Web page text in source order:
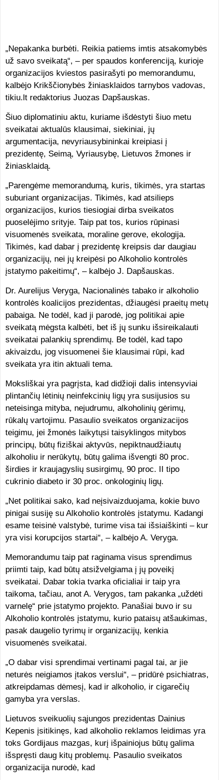
„Nepakanka burbėti. Reikia patiems imtis atsakomybės
už savo sveikatą“, – per spaudos konferenciją, kurioje
organizacijos kviestos pasirašyti po memorandumu,
kalbėjo Krikščionybės žiniasklaidos tarnybos vadovas,
tikiu.lt redaktorius Juozas Dapšauskas.
Šiuo diplomatiniu aktu, kuriame išdėstyti šiuo metu
sveikatai aktualūs klausimai, siekiniai, jų
argumentacija, nevyriausybininkai kreipiasi į
prezidentę, Seimą, Vyriausybę, Lietuvos žmones ir
žiniasklaidą.
„Parengėme memorandumą, kuris, tikimės, yra startas
suburiant organizacijas. Tikimės, kad atsilieps
organizacijos, kurios tiesiogiai dirba sveikatos
puoselėjimo srityje. Taip pat tos, kurios rūpinasi
visuomenės sveikata, moraline gerove, ekologija.
Tikimės, kad dabar į prezidentę kreipsis dar daugiau
organizacijų, nei jų kreipėsi po Alkoholio kontrolės
įstatymo pakeitimų“, – kalbėjo J. Dapšauskas.
Dr. Aurelijus Veryga, Nacionalinės tabako ir alkoholio
kontrolės koalicijos prezidentas, džiaugėsi praeitų metų
pabaiga. Ne todėl, kad ji parodė, jog politikai apie
sveikatą mėgsta kalbėti, bet iš jų sunku išsireikalauti
sveikatai palankių sprendimų. Be todėl, kad tapo
akivaizdu, jog visuomenei šie klausimai rūpi, kad
sveikata yra itin aktuali tema.
Moksliškai yra pagrįsta, kad didžioji dalis intensyviai
plintančių lėtinių neinfekcinių ligų yra susijusios su
neteisinga mityba, nejudrumu, alkoholinių gėrimų,
rūkalų vartojimu. Pasaulio sveikatos organizacijos
teigimu, jei žmonės laikytųsi taisyklingos mitybos
principų, būtų fiziškai aktyvūs, nepiktnaudžiautų
alkoholiu ir nerūkytų, būtų galima išvengti 80 proc.
širdies ir kraujagyslių susirgimų, 90 proc. II tipo
cukrinio diabeto ir 30 proc. onkologinių ligų.
„Net politikai sako, kad neįsivaizduojama, kokie buvo
pinigai susiję su Alkoholio kontrolės įstatymu. Kadangi
esame teisinė valstybė, turime visa tai išsiaiškinti – kur
yra visi korupcijos startai“, – kalbėjo A. Veryga.
Memorandumu taip pat raginama visus sprendimus
priimti taip, kad būtų atsižvelgiama į jų poveikį
sveikatai. Dabar tokia tvarka oficialiai ir taip yra
taikoma, tačiau, anot A. Verygos, tam pakanka „uždėti
varnelę“ prie įstatymo projekto. Panašiai buvo ir su
Alkoholio kontrolės įstatymu, kurio pataisų atšaukimas,
pasak daugelio tyrimų ir organizacijų, kenkia
visuomenės sveikatai.
„O dabar visi sprendimai vertinami pagal tai, ar jie
neturės neigiamos įtakos verslui“, – pridūrė psichiatras,
atkreipdamas dėmesį, kad ir alkoholio, ir cigarečių
gamyba yra verslas.
Lietuvos sveikuolių sąjungos prezidentas Dainius
Kepenis įsitikinęs, kad alkoholio reklamos leidimas yra
toks Gordijaus mazgas, kurį išpainiojus būtų galima
išspręsti daug kitų problemų. Pasaulio sveikatos
organizacija nurodė, kad